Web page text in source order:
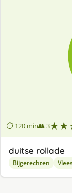
⏱ 120 min👥 3
duitse rollade
Bijgerechten